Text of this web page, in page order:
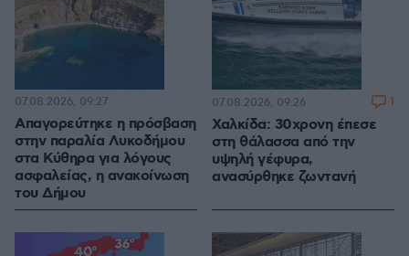
Απαγορεύτηκε η πρόσβαση
στην παραλία Λυκοδήμου
στα Κύθηρα για λόγους
ασφαλείας, η ανακοίνωση
του Δήμου
07.08.2026, 09:27
Χαλκίδα: 30χρονη έπεσε
στη θάλασσα από την
υψηλή γέφυρα,
ανασύρθηκε ζωντανή
07.08.2026, 09:26 1